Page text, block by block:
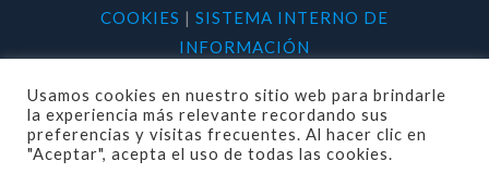
COOKIES | SISTEMA INTERNO DE
INFORMACIÓN
Usamos cookies en nuestro sitio web para brindarle
la experiencia más relevante recordando sus
preferencias y visitas frecuentes. Al hacer clic en
"Aceptar", acepta el uso de todas las cookies.